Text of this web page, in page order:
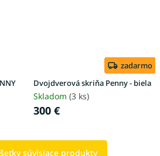
zadarmo
Dvojdverová skriňa Penny - biela
Skladom (3 ks)
300 €
súvisiace produkty